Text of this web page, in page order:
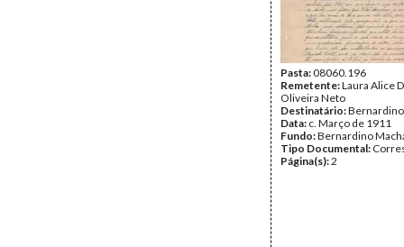
Pasta:08060.196
Remetente:Laura Alice
Oliveira Neto
Destinatário:
Data: c. Março de 1911
Fundo:Bernardino
Tipo Documental:
Página(s):2